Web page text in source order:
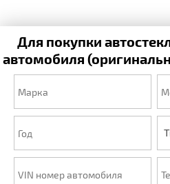
Для покупки
автомобиля